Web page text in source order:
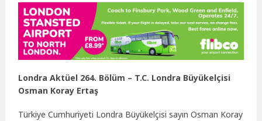
Londra Aktüel 264. Bölüm – T.C. Londra Büyükelçisi
Osman Koray Ertaş
Türkiye Cumhuriyeti Londra Büyükelçisi sayın Osman Koray